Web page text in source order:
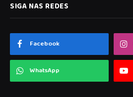
SIGA NAS REDES
Facebook
WhatsApp